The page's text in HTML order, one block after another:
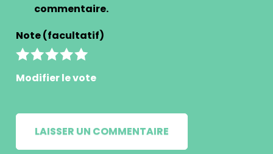
commentaire.
Note (facultatif)
Modifier le vote